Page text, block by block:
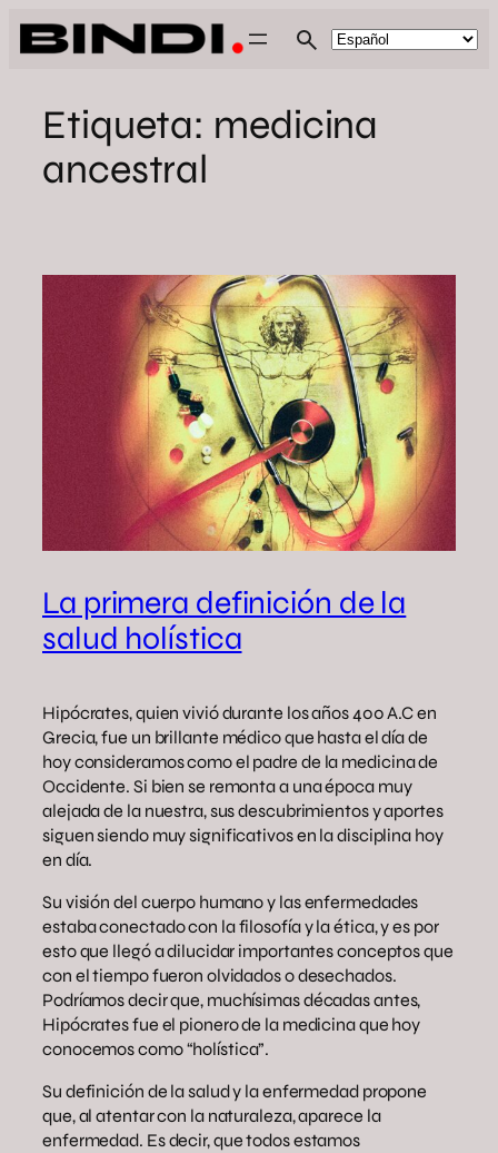
Saltar
al
Etiqueta: medicina
ancestral
La primera definición de la
salud holística
Hipócrates, quien vivió durante los años 400 A.C en
Grecia, fue un brillante médico que hasta el día de
hoy consideramos como el padre de la medicina de
Occidente. Si bien se remonta a una época muy
alejada de la nuestra, sus descubrimientos y aportes
siguen siendo muy significativos en la disciplina hoy
en día.
Su visión del cuerpo humano y las enfermedades
estaba conectado con la filosofía y la ética, y es por
esto que llegó a dilucidar importantes conceptos que
con el tiempo fueron olvidados o desechados.
Podríamos decir que, muchísimas décadas antes,
Hipócrates fue el pionero de la medicina que hoy
conocemos como “holística”.
Su definición de la salud y la enfermedad propone
que, al atentar con la naturaleza, aparece la
enfermedad. Es decir, que todos estamos